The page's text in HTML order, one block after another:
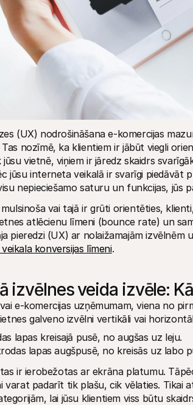
(UX) nodrošināšana e-komercijas
nozīmē, ka klientiem ir jābūt viegli
vietnē, viņiem ir jāredz skaidrs
jūsu interneta veikalā ir svarīgi piedāvāt
nepieciešamo saturu un funkcijas, jūs
vai tajā ir grūti orientēties,
atlēcienu līmeni (bounce rate) un
konversijas līmeni.
izvēlnes veida izvēle:
e-komercijas uzņēmumam, viena no
galveno izvēlni vertikāli vai
lapas kreisajā pusē, no augšas uz leju.
lapas augšpusē, no kreisās uz labo
ir ierobežotas ar ekrāna platumu.
padarīt tik plašu, cik vēlaties. Tikai
lai jūsu klientiem viss būtu